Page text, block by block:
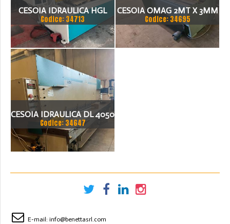
CESOIA IDRAULICA HGL
3100 X 8MM
Codice: 34713
CESOIA OMAG 2MT X 3MM
REVISIONATA
Codice: 34695
CESOIA IDRAULICA DL 4050
X4X200
Codice: 34647
E-mail: info@benettasrl.com